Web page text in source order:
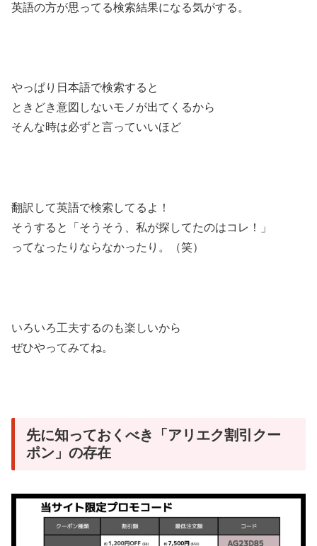
英語の方が思ってる検索結果になる気がする。
やっぱり日本語で検索すると
ときどき意図しないモノが出てくるから
そんな時は必ずと言っていいほど
翻訳して英語で検索してるよ！
そうすると「そうそう、私が探してたのはコレ！」
ってなったりならなかったり。（笑）
いろいろ工夫するのも楽しいから
ぜひやってみてね。
先に知っておくべき「アリエク割引クー
ポン」の存在